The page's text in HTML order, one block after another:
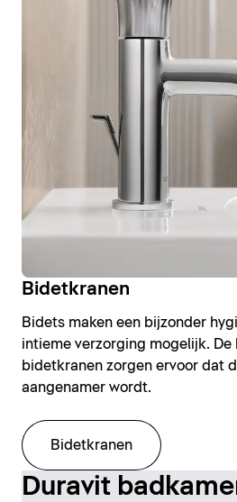
Bidetkranen
Bidets maken een bijzonder
intieme verzorging mogelijk. De
bidetkranen zorgen ervoor dat
aangenamer wordt.
Bidetkranen
Duravit